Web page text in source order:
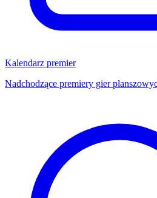
Kalendarz premier
Nadchodzące premiery gier